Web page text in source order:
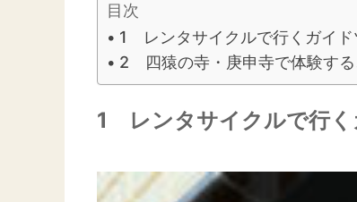
目次
1 レンタサイクルで行くガイ
2 四猿の寺・庚申寺で体験する
1 レンタサイクルで行く